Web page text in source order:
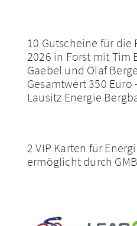
10 Gutscheine für die
2026 in Forst mit Tim
Gaebel und Olaf
Gesamtwert 350
Lausitz Energie
2 VIP Karten für
ermöglicht durch